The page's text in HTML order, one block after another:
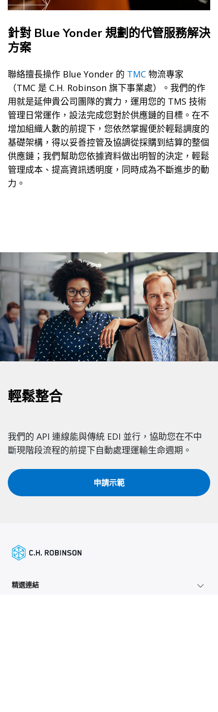
針對 Blue Yonder 規劃的代管服務解決
方案
聯絡擅長操作 Blue Yonder 的 TMC 物流專家
（TMC 是 C.H. Robinson 旗下事業處）。我們的作
用就是延伸貴公司團隊的實力，運用您的 TMS 技術
管理日常運作，設法完成您對於供應鏈的目標。在不
增加組織人數的前提下，您依然掌握便於輕鬆調度的
基礎架構，得以妥善控管及協調從採購到結算的整個
供應鏈；我們幫助您依據資料做出明智的決定，輕鬆
管理成本、提高資訊透明度，同時成為不斷進步的動
力。
輕鬆整合
我們的 API 連線能與傳統 EDI 並行，協助您在不中
斷現階段流程的前提下自動處理運輸生命週期。
申請示範
精選連結